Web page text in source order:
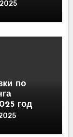
по
год